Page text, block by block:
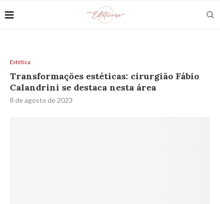
Estética
Transformações estéticas: cirurgião Fábio
Calandrini se destaca nesta área
8 de agosto de 2023